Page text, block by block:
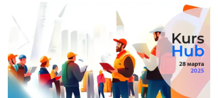
Иностранные языки
ДПО
Детям
Акции и промокоды